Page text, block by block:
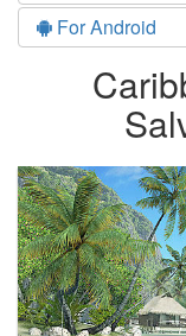
For Android